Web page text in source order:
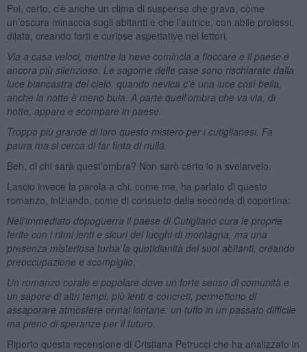
Poi, certo, c’è anche un clima di suspense che grava, come
un’oscura minaccia sugli abitanti e che l’autrice, con abile prolessi,
dilata, creando forti e curiose aspettative nei lettori.
Via a casa veloci, mentre la neve comincia a fioccare e il paese è
ancora più silenzioso. Le sagome delle case sono rischiarate dalla
luce biancastra del cielo. quando nevica c’è una luce così bella,
anche la notte è meno buia. A parte quell’ombra che va via, di
notte, appare e scompare in paese.
Troppo più grande di loro questo mistero per i cutiglianesi. Fa
paura ma si cerca di far finta di nulla.
Beh, di chi sarà quest’ombra? Non sarò certo io a svelarvelo.
Lascio invece la parola a chi, come me, ha parlato di questo
romanzo, iniziando, come di consueto dalla seconda di copertina:
Nell’immediato dopoguerra il paese di Cutigliano cura le proprie
ferite con i ritmi lenti e sicuri dei luoghi di montagna, ma una
presenza misteriosa turba la quotidianità dei suoi abitanti, creando
preoccupazione e scompiglio.
Un romanzo corale e popolare dove un forte senso di comunità e
un sapore di altri tempi, più lenti e concreti, permettono di
assaporare atmosfere ormai lontane: un tuffo in un passato difficile
ma pieno di speranze per il futuro.
Riporto questa recensione di Cristiana Petrucci che ha analizzato in